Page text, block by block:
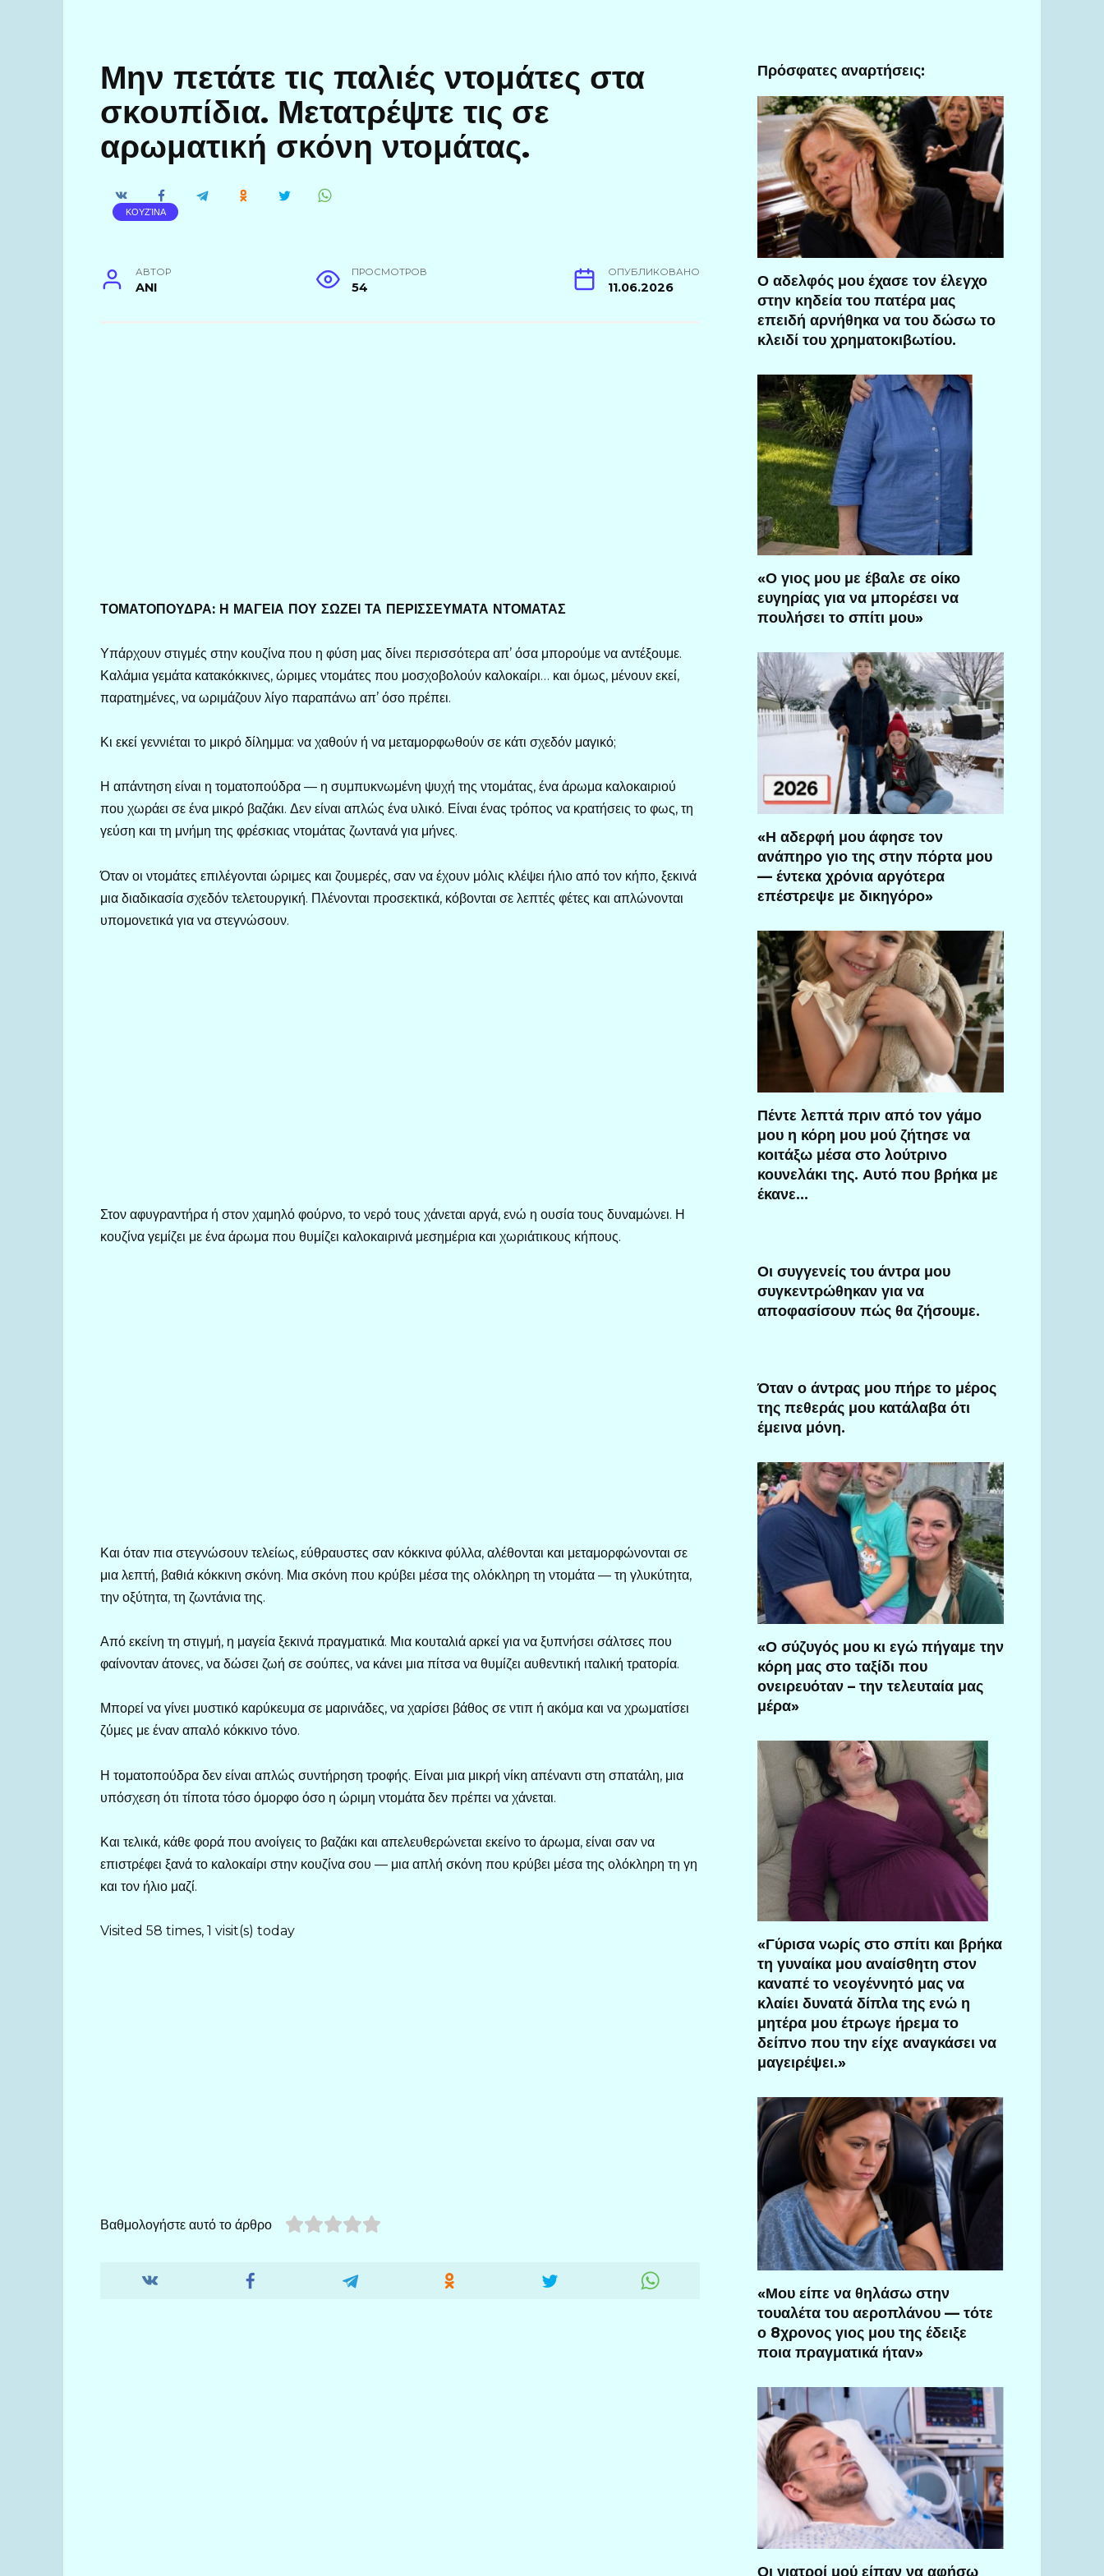
Μην πετάτε τις παλιές ντομάτες στα
σκουπίδια. Μετατρέψτε τις σε
αρωματική σκόνη ντομάτας.
ΚΟΥΖΊΝΑ
АВТОР
ANI
ПРОСМОТРОВ
54
ОПУБЛИКОВАНО
11.06.2026
ΤΟΜΑΤΟΠΟΥΔΡΑ: Η ΜΑΓΕΙΑ ΠΟΥ ΣΩΖΕΙ ΤΑ ΠΕΡΙΣΣΕΥΜΑΤΑ ΝΤΟΜΑΤΑΣ
Υπάρχουν στιγμές στην κουζίνα που η φύση μας δίνει περισσότερα απ’ όσα μπορούμε να αντέξουμε.
Καλάμια γεμάτα κατακόκκινες, ώριμες ντομάτες που μοσχοβολούν καλοκαίρι… και όμως, μένουν εκεί,
παρατημένες, να ωριμάζουν λίγο παραπάνω απ’ όσο πρέπει.
Κι εκεί γεννιέται το μικρό δίλημμα: να χαθούν ή να μεταμορφωθούν σε κάτι σχεδόν μαγικό;
Η απάντηση είναι η τοματοπούδρα — η συμπυκνωμένη ψυχή της ντομάτας, ένα άρωμα καλοκαιριού
που χωράει σε ένα μικρό βαζάκι. Δεν είναι απλώς ένα υλικό. Είναι ένας τρόπος να κρατήσεις το φως, τη
γεύση και τη μνήμη της φρέσκιας ντομάτας ζωντανά για μήνες.
Όταν οι ντομάτες επιλέγονται ώριμες και ζουμερές, σαν να έχουν μόλις κλέψει ήλιο από τον κήπο, ξεκινά
μια διαδικασία σχεδόν τελετουργική. Πλένονται προσεκτικά, κόβονται σε λεπτές φέτες και απλώνονται
υπομονετικά για να στεγνώσουν.
Στον αφυγραντήρα ή στον χαμηλό φούρνο, το νερό τους χάνεται αργά, ενώ η ουσία τους δυναμώνει. Η
κουζίνα γεμίζει με ένα άρωμα που θυμίζει καλοκαιρινά μεσημέρια και χωριάτικους κήπους.
Και όταν πια στεγνώσουν τελείως, εύθραυστες σαν κόκκινα φύλλα, αλέθονται και μεταμορφώνονται σε
μια λεπτή, βαθιά κόκκινη σκόνη. Μια σκόνη που κρύβει μέσα της ολόκληρη τη ντομάτα — τη γλυκύτητα,
την οξύτητα, τη ζωντάνια της.
Από εκείνη τη στιγμή, η μαγεία ξεκινά πραγματικά. Μια κουταλιά αρκεί για να ξυπνήσει σάλτσες που
φαίνονταν άτονες, να δώσει ζωή σε σούπες, να κάνει μια πίτσα να θυμίζει αυθεντική ιταλική τρατορία.
Μπορεί να γίνει μυστικό καρύκευμα σε μαρινάδες, να χαρίσει βάθος σε ντιπ ή ακόμα και να χρωματίσει
ζύμες με έναν απαλό κόκκινο τόνο.
Η τοματοπούδρα δεν είναι απλώς συντήρηση τροφής. Είναι μια μικρή νίκη απέναντι στη σπατάλη, μια
υπόσχεση ότι τίποτα τόσο όμορφο όσο η ώριμη ντομάτα δεν πρέπει να χάνεται.
Και τελικά, κάθε φορά που ανοίγεις το βαζάκι και απελευθερώνεται εκείνο το άρωμα, είναι σαν να
επιστρέφει ξανά το καλοκαίρι στην κουζίνα σου — μια απλή σκόνη που κρύβει μέσα της ολόκληρη τη γη
και τον ήλιο μαζί.
Visited 58 times, 1 visit(s) today
Βαθμολογήστε αυτό το άρθρο
Πρόσφατες αναρτήσεις:
Ο αδελφός μου έχασε τον έλεγχο
στην κηδεία του πατέρα μας
επειδή αρνήθηκα να του δώσω το
κλειδί του χρηματοκιβωτίου.
«Ο γιος μου με έβαλε σε οίκο
ευγηρίας για να μπορέσει να
πουλήσει το σπίτι μου»
«Η αδερφή μου άφησε τον
ανάπηρο γιο της στην πόρτα μου
— έντεκα χρόνια αργότερα
επέστρεψε με δικηγόρο»
Πέντε λεπτά πριν από τον γάμο
μου η κόρη μου μού ζήτησε να
κοιτάξω μέσα στο λούτρινο
κουνελάκι της. Αυτό που βρήκα με
έκανε…
Οι συγγενείς του άντρα μου
συγκεντρώθηκαν για να
αποφασίσουν πώς θα ζήσουμε.
Όταν ο άντρας μου πήρε το μέρος
της πεθεράς μου κατάλαβα ότι
έμεινα μόνη.
«Ο σύζυγός μου κι εγώ πήγαμε την
κόρη μας στο ταξίδι που
ονειρευόταν – την τελευταία μας
μέρα»
«Γύρισα νωρίς στο σπίτι και βρήκα
τη γυναίκα μου αναίσθητη στον
καναπέ το νεογέννητό μας να
κλαίει δυνατά δίπλα της ενώ η
μητέρα μου έτρωγε ήρεμα το
δείπνο που την είχε αναγκάσει να
μαγειρέψει.»
«Μου είπε να θηλάσω στην
τουαλέτα του αεροπλάνου — τότε
ο 8χρονος γιος μου της έδειξε
ποια πραγματικά ήταν»
Οι γιατροί μού είπαν να αφήσω